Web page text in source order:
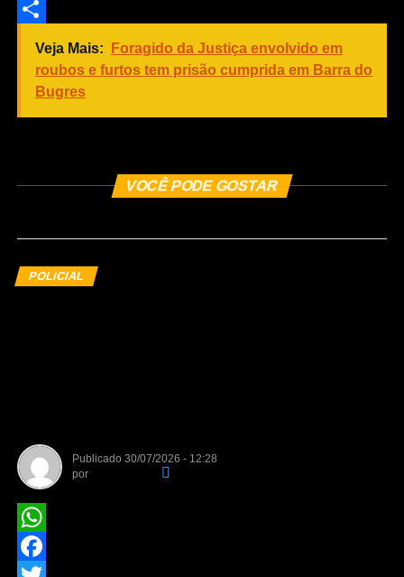
LinkedIn
Veja Mais:
Foragido da Justiça envolvido em
roubos e furtos tem prisão cumprida em Barra do
Bugres
VOCÊ PODE GOSTAR
POLICIAL
Publicado 30/07/2026 - 12:28
por
WhatsApp